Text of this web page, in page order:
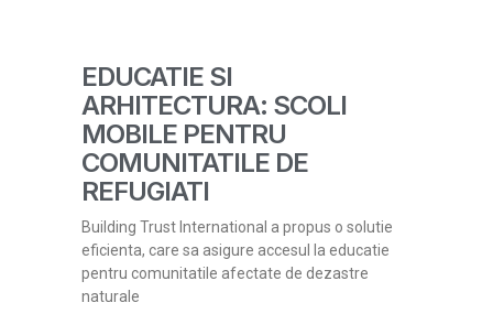
EDUCATIE SI
ARHITECTURA: SCOLI
MOBILE PENTRU
COMUNITATILE DE
REFUGIATI
Building Trust International a propus o solutie
eficienta, care sa asigure accesul la educatie
pentru comunitatile afectate de dezastre
naturale